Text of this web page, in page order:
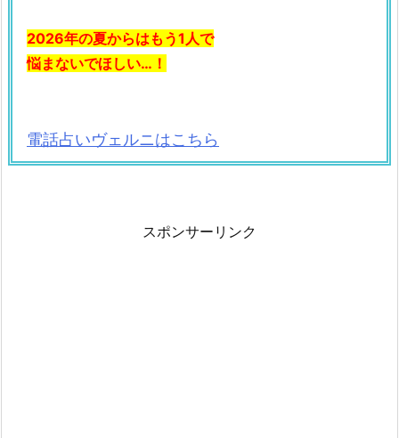
2026年の夏からはもう1人で
悩まないでほしい…！
電話占いヴェルニはこちら
スポンサーリンク